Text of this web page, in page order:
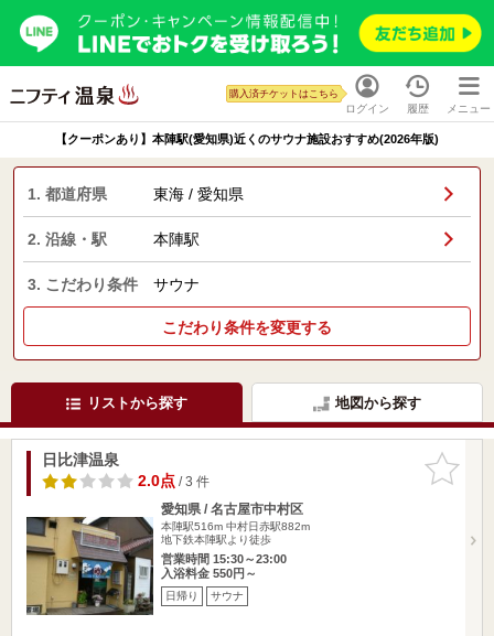
ログイン
購入済チケットはこちら
履歴 メニュー
【クーポンあり】本陣駅(愛知県)近くのサウナ施設おすすめ(2026年版)
1. 都道府県 東海 / 愛知県
2. 沿線・駅 本陣駅
3. こだわり条件 サウナ
こだわり条件を変更する
リストから探す 地図から探す
お気に入
りに追加
日比津温泉
2.0点/ 3 件
愛知県 / 名古屋市中村区
本陣駅516m 中村日赤駅882m
地下鉄本陣駅より徒歩
営業時間 15:30～23:00
入浴料金 550円～
日帰り サウナ